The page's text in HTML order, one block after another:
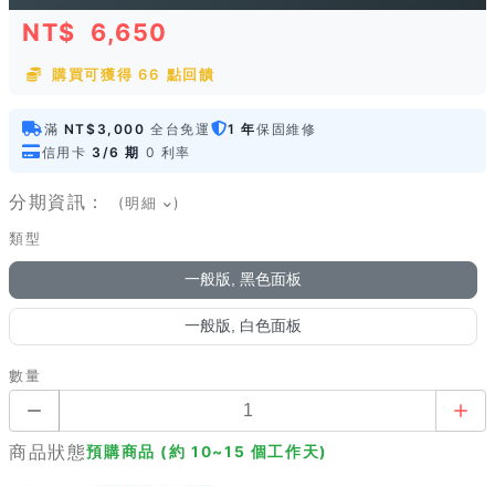
NT$ 6,650
購買可獲得 66 點回饋
滿 NT$3,000 全台免運 1 年保固維修
信用卡 3/6 期 0 利率
分期資訊： (明細 )
類型
一般版, 黑色面板
一般版, 白色面板
數量
商品狀態預購商品 (約 10~15 個工作天)